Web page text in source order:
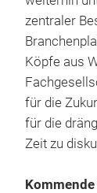
zentraler
Köpfe aus
für die
für die
Zeit zu
Kommende